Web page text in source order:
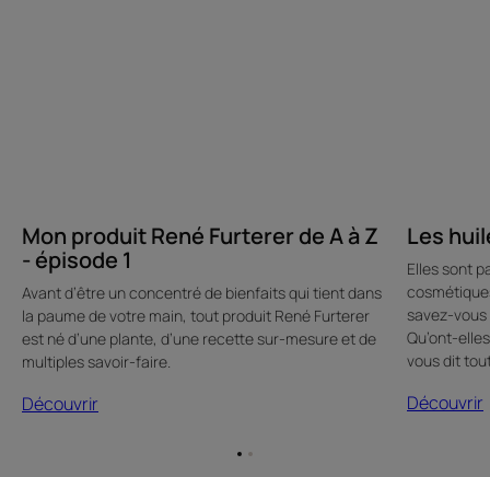
Mon produit René Furterer de A à Z
- épisode 1
Avant d’être un concentré de bienfaits qui tient dans
la paume de votre main, tout produit René Furterer
est né d’une plante, d’une recette sur-mesure et de
multiples savoir-faire.
Découvrir
Les
Elles sont
savez-vous
Qu’ont-
vous dit
Découvrir
AllerAller